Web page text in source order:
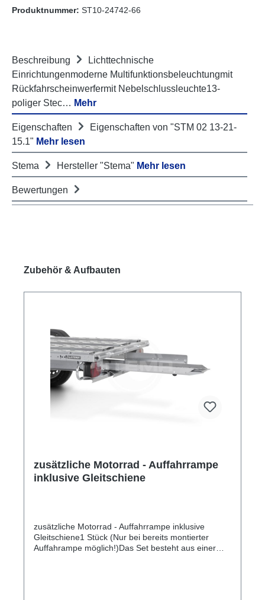
Produktnummer: ST10-24742-66
Beschreibung
Lichttechnische
Einrichtungenmoderne Multifunktionsbeleuchtungmit
Rückfahrscheinwerfermit Nebelschlussleuchte13-
poliger Stec… Mehr
Eigenschaften
Eigenschaften von "STM 02 13-21-
15.1" Mehr lesen
Stema Hersteller "Stema" Mehr lesen
Bewertungen
Produktgalerie überspringen
Zubehör & Aufbauten
zusätzliche Motorrad - Auffahrrampe
inklusive Gleitschiene
zusätzliche Motorrad - Auffahrrampe inklusive
Gleitschiene1 Stück (Nur bei bereits montierter
Auffahrampe möglich!)Das Set besteht aus einer